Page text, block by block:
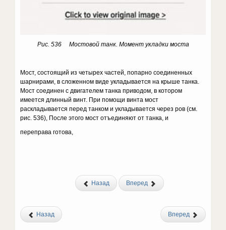
Рис. 536 Мостовой танк. Момент укладки моста
Мост, состоящий из четырех частей, попарно соединенных
шарнирами, в сложенном виде укладывается на крыше танка.
Мост соединен с двигателем танка приводом, в котором
имеется длинный винт. При по­мощи винта мост
раскладывается перед танком и укладывается через ров (см.
рис. 536), После этого мост отъединяют от танка, и
переправа готова,
Назад Вперед
Назад Вперед